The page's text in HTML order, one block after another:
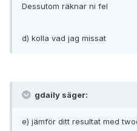
Dessutom räknar ni fel
d) kolla vad jag missat
gdaily säger:
e) jämför ditt resultat med